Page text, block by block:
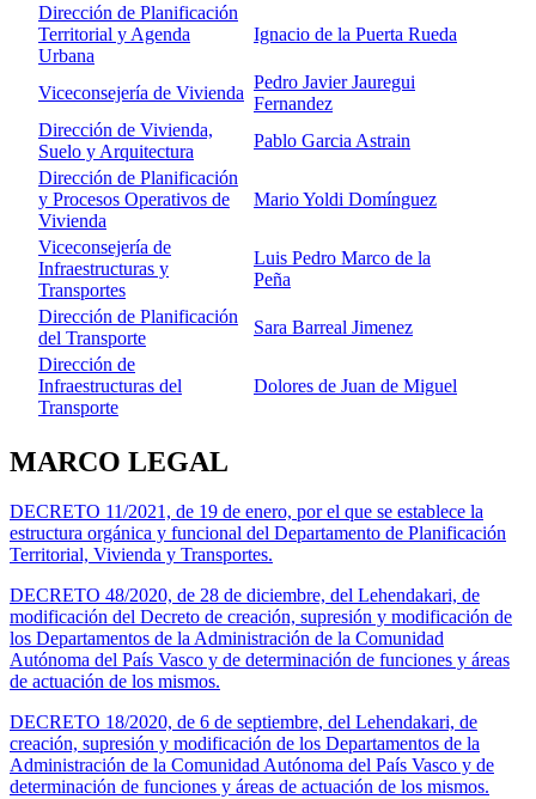
Dirección de Planificación
Territorial y Agenda
Urbana
Ignacio de la Puerta Rueda
Viceconsejería de Vivienda
Pedro Javier Jauregui
Fernandez
Dirección de Vivienda,
Suelo y Arquitectura
Pablo Garcia Astrain
Dirección de Planificación
y Procesos Operativos de
Vivienda
Mario Yoldi Domínguez
Viceconsejería de
Infraestructuras y
Transportes
Luis Pedro Marco de la
Peña
Dirección de Planificación
del Transporte
Sara Barreal Jimenez
Dirección de
Infraestructuras del
Transporte
Dolores de Juan de Miguel
MARCO LEGAL
DECRETO 11/2021, de 19 de enero, por el que se establece la
estructura orgánica y funcional del Departamento de Planificación
Territorial, Vivienda y Transportes.
DECRETO 48/2020, de 28 de diciembre, del Lehendakari, de
modificación del Decreto de creación, supresión y modificación de
los Departamentos de la Administración de la Comunidad
Autónoma del País Vasco y de determinación de funciones y áreas
de actuación de los mismos.
DECRETO 18/2020, de 6 de septiembre, del Lehendakari, de
creación, supresión y modificación de los Departamentos de la
Administración de la Comunidad Autónoma del País Vasco y de
determinación de funciones y áreas de actuación de los mismos.